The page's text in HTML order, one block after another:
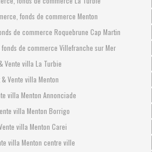
fonds de commerce Menton
de commerce Roquebrune Cap Martin
de commerce Villefranche sur Mer
Vente villa La Turbie
Vente villa Menton
villa Menton Annonciade
villa Menton Borrigo
villa Menton Carei
villa Menton centre ville